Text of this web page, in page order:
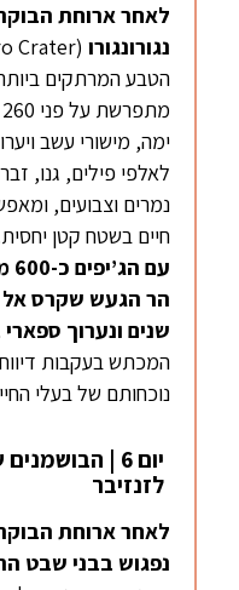
לאחר ארוחת
נגורונגורו
הטבע המרתקים
ימה, מישורי עשב
לאלפי פילים, גנו,
נמרים וצבועים,
חיים בשטח קטן
הר הגעש שקרס אל
שנים ונערוך
המכתש בעקבות
נוכחותם של בעלי
יום 6 |
לזנזיבר
לאחר ארוחת הבוקר
נפגוש בבני שבט